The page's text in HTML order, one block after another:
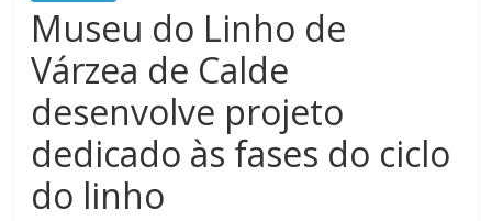
Museu do Linho de
Várzea de Calde
desenvolve projeto
dedicado às fases do ciclo
do linho